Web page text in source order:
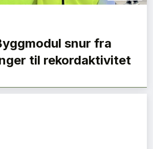
snur fra
til rekordaktivitet